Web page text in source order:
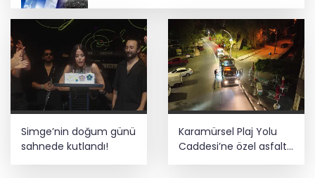
rüzgar alarmı!
İbrahim Burkay seçimlerde açık ara
önde! Dev lansmanda neler oldu?
CHP İstanbul’da yeni katılımlar... Gürsel
Tekin: Birlikte başaracağız
Simge’nin doğum günü
sahnede kutlandı!
Karamürsel Plaj Yolu
Caddesi’ne özel asfalt